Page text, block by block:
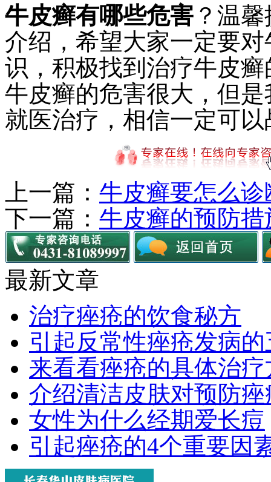
牛皮癣有哪些危害 ？温
介绍，希望大家一定要
识，积极找到治疗牛皮
牛皮癣的危害很大，但
就医治疗，相信一定可
上一篇： 牛皮癣要怎么诊
下一篇： 牛皮癣的预防
最新文章
治疗痤疮的饮食秘方
引起反常性痤疮发病
来看看痤疮的具体治疗
介绍清洁皮肤对预防
女性为什么经期爱长痘
引起痤疮的4个重要因